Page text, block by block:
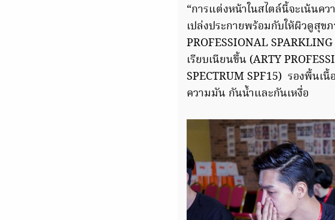
“การแต่งหน้าในสไตล์นี้จะเน้นค
เปล่งประกายพร้อมกับให้ผิวดูสุข
PROFESSIONAL
เรียบเนียนขึ้น (ARTY
SPECTRUM SPF15) รองพื้นเ
ความมัน กันน้ำและกันเหงื่อ